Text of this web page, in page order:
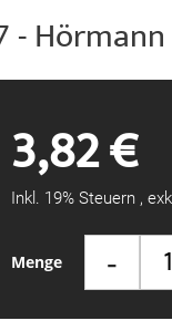
-
Menge -
3,82 €
Inkl. 19% Steuern ,